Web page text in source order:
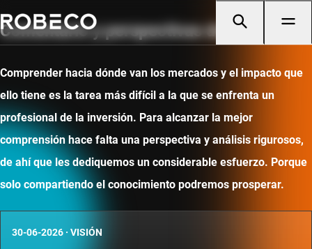
Comentario y perspectivas de mercado
Comprender hacia dónde van los mercados y el impacto que
ello tiene es la tarea más difícil a la que se enfrenta un
profesional de la inversión. Para alcanzar la mejor
comprensión hace falta una perspectiva y análisis rigurosos,
de ahí que les dediquemos un considerable esfuerzo. Porque
solo compartiendo el conocimiento podremos prosperar.
30-06-2026 · VISIÓN